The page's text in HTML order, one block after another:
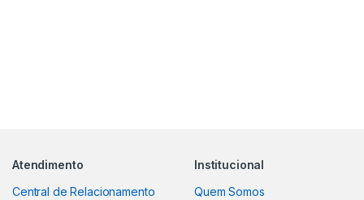
Atendimento
Central de Relacionamento
Institucional
Quem Somos